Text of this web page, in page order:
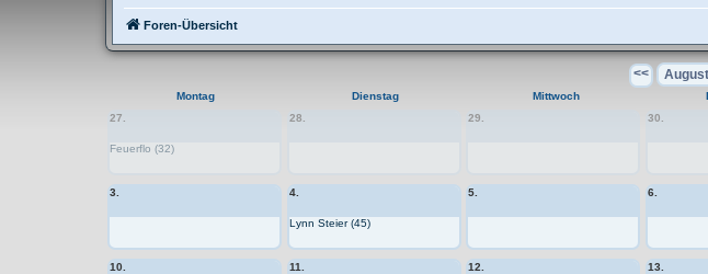
Foren-Übersicht
<<
Montag Dienstag Mittwoch
27.
Feuerflo (32)
28. 29. 30.
3. 4.
Lynn Steier (45)
5. 6.
10. 11. 12. 13.